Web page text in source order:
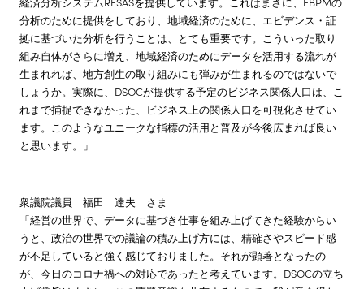
分析のために提供をしており、地域経済のために、エビデンス・証
拠に基づいた分析を行うことは、とても重要です。こういった取り
組み自体がさらに増え、地域経済のためにデータを活用する流れが
生まれれば、地方創生の取り組みにも弾みが生まれるのではないで
しょうか。実際に、DSOCが提供する予定のビジネス関係人口は、こ
れまで捕捉できなかった、ビジネス上の関係人口を可視化させてい
ます。このようなユニークな指標の活用と普及が今後広まれば良い
と思います。」
衆議院議員 福田 達夫 さま
「経営の世界で、データに基づき仕事を組み上げてきた経験からい
うと、政治の世界での議論の積み上げ方には、精確さやスピード感
が不足していると強く感じておりました。それが顕著となったの
が、今日のコロナ禍への対応であったと考えています。DSOCの立ち